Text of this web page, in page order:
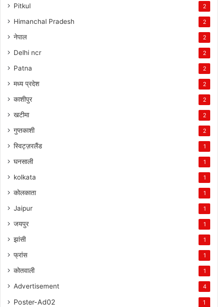
Pitkul 2
Himanchal Pradesh 2
नेपाल 2
Delhi ncr 2
Patna 2
मध्य प्रदेश 2
काशीपुर 2
खटीमा 2
गुप्तकाशी 2
स्विट्ज़रलैंड 1
घनसाली 1
kolkata 1
कोलकाता 1
Jaipur 1
जयपुर 1
झांसी 1
फ्रांस 1
कोतवाली 1
Advertisement 4
Poster-Ad02 1